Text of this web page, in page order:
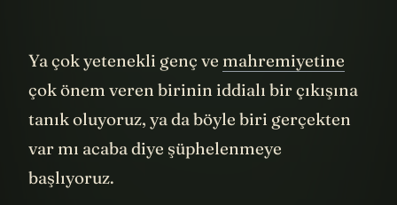
Ya çok yetenekli genç ve mahremiyetine
çok önem veren birinin iddialı bir çıkışına
tanık oluyoruz, ya da böyle biri gerçekten
var mı acaba diye şüphelenmeye
başlıyoruz.